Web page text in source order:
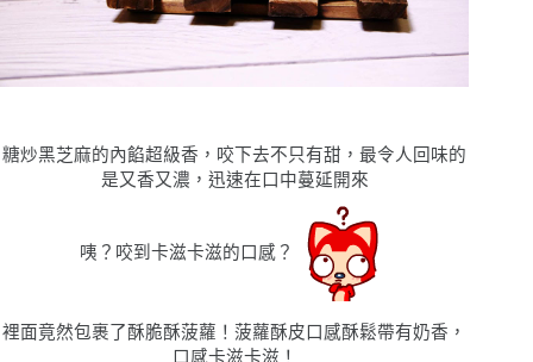
糖炒黑芝麻的內餡超級香，咬下去不只有甜，最令人回味的
是又香又濃，迅速在口中蔓延開來
咦 ？咬到卡滋卡滋的口感？
裡面竟然包裹了酥脆酥菠蘿 ！菠蘿酥皮口感酥鬆帶有奶香，
口感卡滋卡滋！